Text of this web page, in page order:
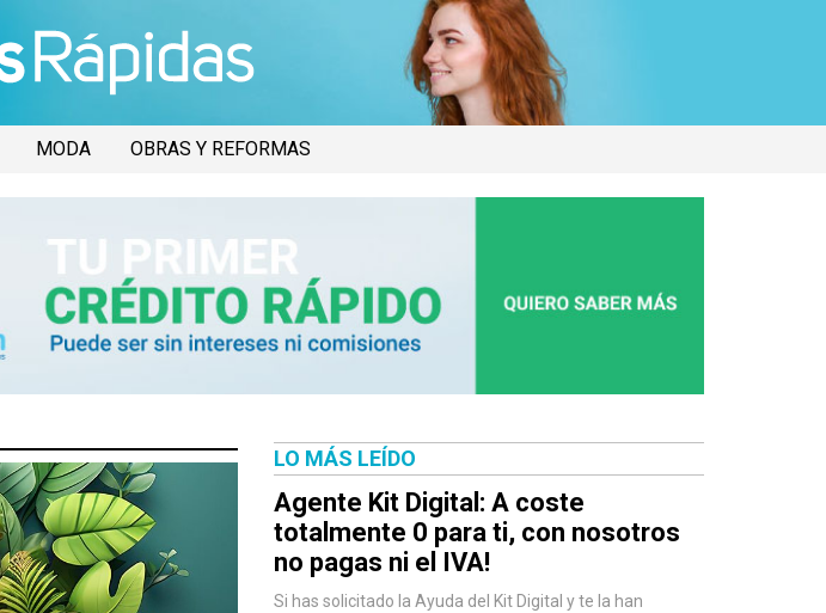
MODA OBRAS Y REFORMAS
LO MÁS LEÍDO
Agente Kit Digital: A coste
totalmente 0 para ti, con nosotros
no pagas ni el IVA!
Si has solicitado la Ayuda del Kit Digital y te la han